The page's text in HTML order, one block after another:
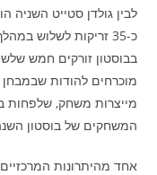
לבין גולדן סטייט השניה
כ-35 זריקות לשלוש
מוכרחים להודות
מייצרות משחק, שלפחות
המשחקים של בוסטון
אחד מהיתרונות